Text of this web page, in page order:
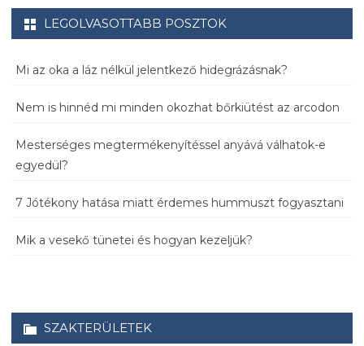
LEGOLVASOTTABB POSZTOK
Mi az oka a láz nélkül jelentkező hidegrázásnak?
Nem is hinnéd mi minden okozhat bőrkiütést az arcodon
Mesterséges megtermékenyítéssel anyává válhatok-e
egyedül?
7 Jótékony hatása miatt érdemes hummuszt fogyasztani
Mik a vesekő tünetei és hogyan kezeljük?
SZAKTERÜLETEK